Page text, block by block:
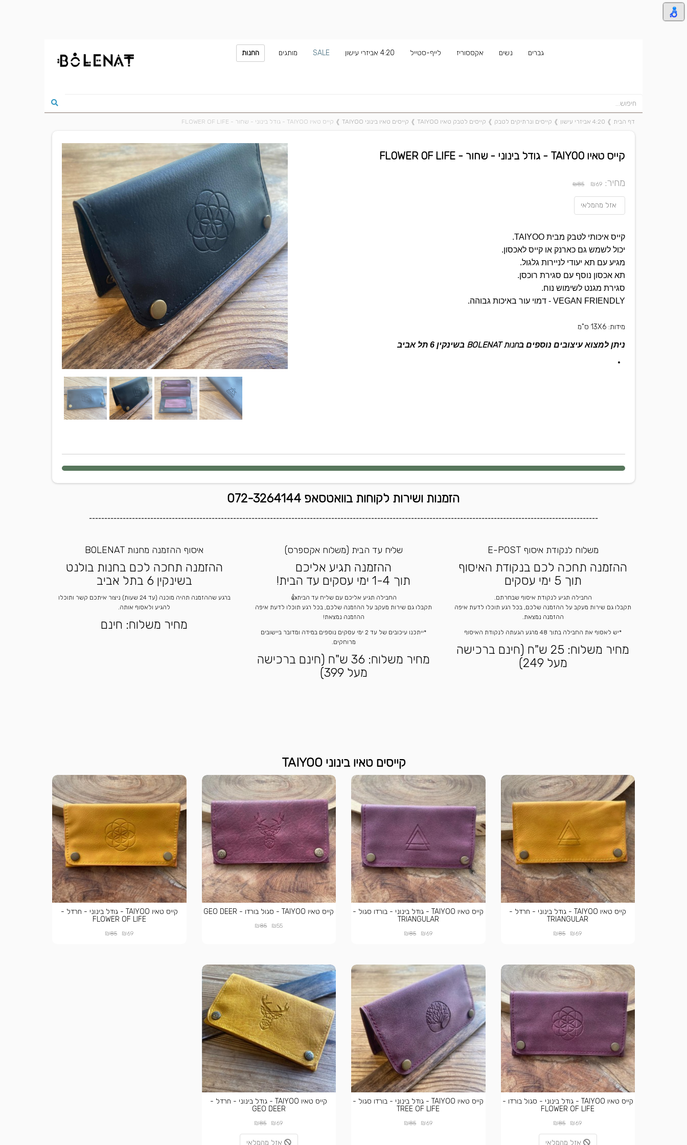
גברים נשים אקססוריז לייף-סטייל 4:20 אביזרי עישון SALE מותגים החנות
דף הבית ❱ 4:20 אביזרי עישון ❱ קייסים ונרתיקים לטבק ❱ קייסים לטבק טאיו TAIYOO ❱ קייסים טאיו בינוני TAIYOO ❱ קייס טאיו TAIYOO - גודל בינוני - שחור - FLOWER OF LIFE
קייס טאיו TAIYOO - גודל בינוני - שחור - FLOWER OF LIFE
מחיר: ₪69
₪85
אזל מהמלאי
קייס איכותי לטבק מבית TAIYOO.
יכול לשמש גם כארנק או קייס לאכסון.
מגיע עם תא יעודי לניירות גלגול.
תא אכסון נוסף עם סגירת רוכסן.
סגירת מגנט לשימוש נוח.
VEGAN FRIENDLY - דמוי עור באיכות גבוהה.
מידות: 13X6 ס"מ
ניתן למצוא עיצובים נוספים בחנות BOLENAT בשינקין 6 תל אביב
הזמנות ושירות לקוחות בוואטסאפ 072-3264144
----------------------------------------------------------------------------------------------------------------------------------------------------------------------
משלוח לנקודת איסוף E-POST
ההזמנה תחכה לכם בנקודת האיסוף
תוך 5 ימי עסקים
החבילה תגיע לנקודת איסוף שבחרתם.
תקבלו גם שירות מעקב על ההזמנה שלכם, בכל רגע תוכלו לדעת איפה
ההזמנה נמצאת.
*יש לאסוף את החבילה בתוך 48 מרגע הגעתה לנקודת האיסוף
מחיר משלוח: 25 ש"ח (חינם ברכישה
מעל 249)
שליח עד הבית (משלוח אקספרס)
ההזמנה תגיע אליכם
תוך 1-4 ימי עסקים עד הבית!
החבילה תגיע אליכם עם שליח עד הבית👍
תקבלו גם שירות מעקב על ההזמנה שלכם, בכל רגע תוכלו לדעת איפה
ההזמנה נמצאת!
*ייתכנו עיכובים של עד 2 ימי עסקים נוספים במידה ומדובר ביישובים
מרוחקים.
מחיר משלוח: 36 ש"ח (חינם ברכישה
מעל 399)
איסוף ההזמנה מחנות BOLENAT
ההזמנה תחכה לכם בחנות בולנט
בשינקין 6 בתל אביב
ברגע שההזמנה תהיה מוכנה (עד 24 שעות) ניצור איתכם קשר ותוכלו
להגיע ולאסוף אותה.
מחיר משלוח: חינם
קייסים טאיו בינוני TAIYOO
קייס טאיו TAIYOO - גודל בינוני - חרדל -
TRIANGULAR
₪69
₪85
קייס טאיו TAIYOO - גודל בינוני - בורדו סגול -
TRIANGULAR
₪69
₪85
קייס טאיו TAIYOO - סגול בורדו - GEO DEER
₪55
₪85
קייס טאיו TAIYOO - גודל בינוני - חרדל -
FLOWER OF LIFE
₪69
₪85
קייס טאיו TAIYOO - גודל בינוני - סגול בורדו -
FLOWER OF LIFE
₪69
₪85
אזל מהמלאי
קייס טאיו TAIYOO - גודל בינוני - בורדו סגול -
TREE OF LIFE
₪69
₪85
קייס טאיו TAIYOO - גודל בינוני - חרדל -
GEO DEER
₪69
₪85
אזל מהמלאי